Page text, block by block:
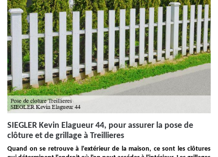
SIEGLER Kevin Elagueur 44, pour assurer la pose de
clôture et de grillage à Treillieres
Quand on se retrouve à l'extérieur de la maison, ce sont les clôtures